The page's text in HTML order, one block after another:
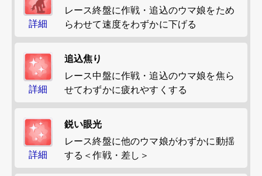
詳細
レース終盤に作戦・追込のウマ娘をため
らわせて速度をわずかに下げる
詳細
追込焦り
レース中盤に作戦・追込のウマ娘を焦ら
せてわずかに疲れやすくする
詳細
鋭い眼光
レース終盤に他のウマ娘がわずかに動揺
する＜作戦・差し＞